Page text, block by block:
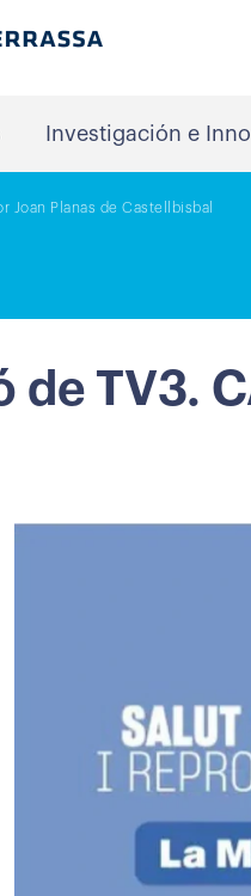
Investigación e
Joan Planas de Castellbisbal
de TV3.